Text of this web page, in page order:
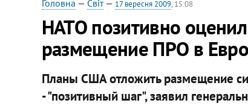
Головна — Світ— 17 вересня 2009, 15:08
НАТО позитивно
размещение ПРО в
Планы США отложить размещение
- "позитивный шаг", заявил